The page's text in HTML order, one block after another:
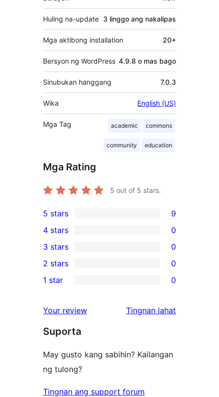
Huling na-update 3 linggo ang nakalipas
Mga aktibong installation 20+
Bersyon ng WordPress 4.9.8 o mas bago
Sinubukan hanggang 7.0.3
Wika English (US)
Mga Tag academic commons
community education
Mga Rating
5 out of 5 stars.
9
5-
star
reviews
5 stars 9
4-
star
reviews
4 stars 0
0
3-
star
3 stars 0
2-
reviews
2 stars 0
star
reviews
1 star 0
Your review Tingnan lahat
Suporta
May gusto kang sabihin? Kailangan
ng tulong?
Tingnan ang support forum